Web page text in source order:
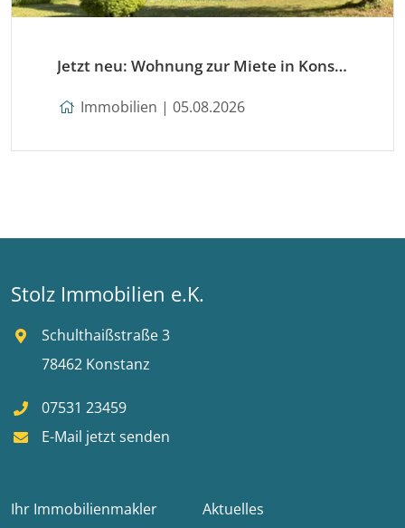
Jetzt neu: Wohnung zur Miete in Konstanz
Immobilien | 05.08.2026
Stolz Immobilien e.K.
Schulthaißstraße 3
78462 Konstanz
07531 23459
E-Mail jetzt senden
Ihr Immobilienmakler
Aktuelles